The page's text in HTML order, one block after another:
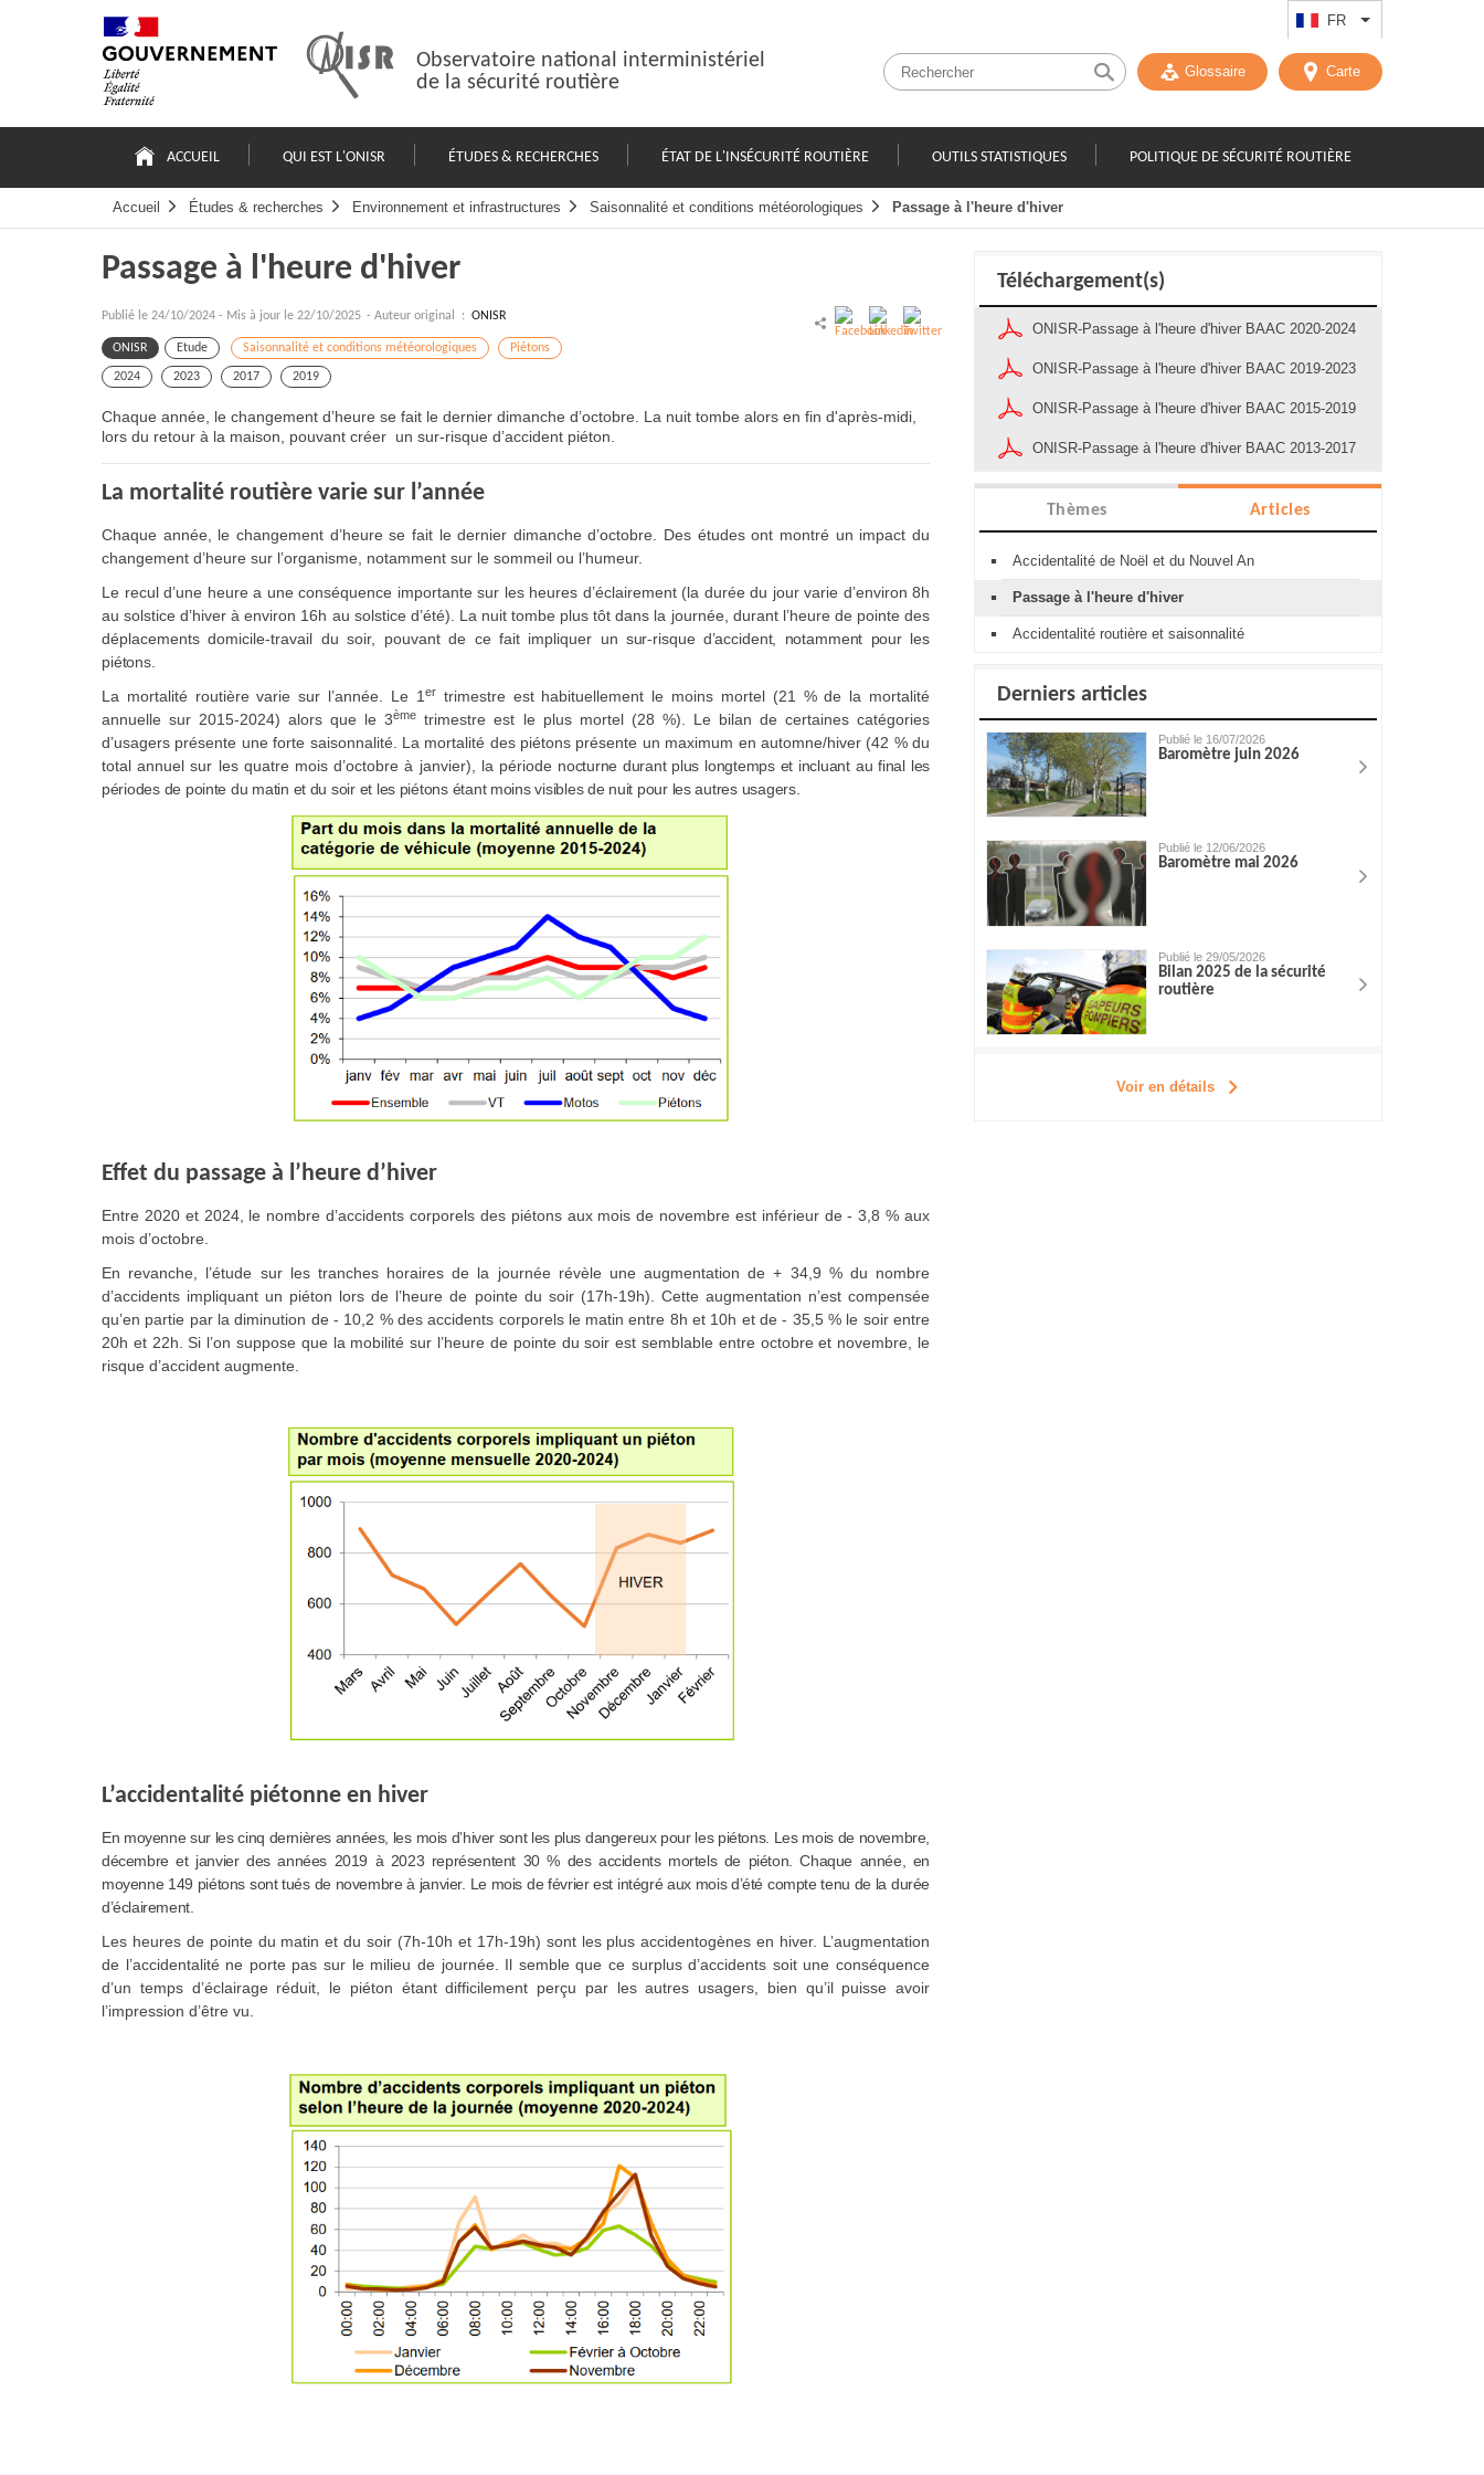
FR Lister les actions
Observatoire national interministériel
de la sécurité routière
Glossaire Carte
principale
ACCUEIL QUI EST L'ONISR ÉTUDES & RECHERCHES ÉTAT DE L'INSÉCURITÉ ROUTIÈRE OUTILS STATISTIQUES POLITIQUE DE SÉCURITÉ ROUTIÈRE
Accueil Études & recherches Environnement et infrastructures Saisonnalité et conditions météorologiques Passage à l'heure d'hiver
Passage à l'heure d'hiver
Publié le 24/10/2024 - Mis à jour le 22/10/2025 - Auteur original : ONISR
ONISR Etude Saisonnalité et conditions météorologiques Piétons
2024 2023 2017 2019
Chaque année, le changement d’heure se fait le dernier dimanche d’octobre. La nuit tombe alors en fin d'après-midi,
lors du retour à la maison, pouvant créer un sur-risque d’accident piéton.
La mortalité routière varie sur l’année
Chaque année, le changement d’heure se fait le dernier dimanche d’octobre. Des études ont montré un impact du
changement d’heure sur l’organisme, notamment sur le sommeil ou l’humeur.
Le recul d’une heure a une conséquence importante sur les heures d’éclairement (la durée du jour varie d’environ 8h
au solstice d’hiver à environ 16h au solstice d’été). La nuit tombe plus tôt dans la journée, durant l’heure de pointe des
déplacements domicile-travail du soir, pouvant de ce fait impliquer un sur-risque d’accident, notamment pour les
piétons.
La mortalité routière varie sur l’année. Le 1 ertrimestre est habituellement le moins mortel (21 % de la mortalité
annuelle sur 2015-2024) alors que le 3ème trimestre est le plus mortel (28 %). Le bilan de certaines catégories
d’usagers présente une forte saisonnalité. La mortalité des piétons présente un maximum en automne/hiver (42 % du
total annuel sur les quatre mois d’octobre à janvier), la période nocturne durant plus longtemps et incluant au final les
périodes de pointe du matin et du soir et les piétons étant moins visibles de nuit pour les autres usagers.
Effet du passage à l’heure d’hiver
Entre 2020 et 2024, le nombre d’accidents corporels des piétons aux mois de novembre est inférieur de - 3,8 % aux
mois d’octobre.
En revanche, l’étude sur les tranches horaires de la journée révèle une augmentation de + 34,9 % du nombre
d’accidents impliquant un piéton lors de l’heure de pointe du soir (17h-19h). Cette augmentation n’est compensée
qu’en partie par la diminution de - 10,2 % des accidents corporels le matin entre 8h et 10h et de - 35,5 % le soir entre
20h et 22h. Si l’on suppose que la mobilité sur l’heure de pointe du soir est semblable entre octobre et novembre, le
risque d’accident augmente.
L’accidentalité piétonne en hiver
En moyenne sur les cinq dernières années, les mois d’hiver sont les plus dangereux pour les piétons. Les mois de novembre,
décembre et janvier des années 2019 à 2023 représentent 30 % des accidents mortels de piéton. Chaque année, en
moyenne 149 piétons sont tués de novembre à janvier. Le mois de février est intégré aux mois d’été compte tenu de la durée
d’éclairement.
Les heures de pointe du matin et du soir (7h-10h et 17h-19h) sont les plus accidentogènes en hiver. L’augmentation
de l’accidentalité ne porte pas sur le milieu de journée. Il semble que ce surplus d’accidents soit une conséquence
d’un temps d’éclairage réduit, le piéton étant difficilement perçu par les autres usagers, bien qu’il puisse avoir
l’impression d’être vu.
Téléchargement(s)
ONISR-Passage à l'heure d'hiver BAAC 2020-2024
ONISR-Passage à l'heure d'hiver BAAC 2019-2023
ONISR-Passage à l'heure d'hiver BAAC 2015-2019
ONISR-Passage à l'heure d'hiver BAAC 2013-2017
Thèmes Articles
Accidentalité de Noël et du Nouvel An
Passage à l'heure d'hiver
Accidentalité routière et saisonnalité
Derniers articles
Publié le 16/07/2026
Baromètre juin 2026
Publié le 12/06/2026
Baromètre mai 2026
Publié le 29/05/2026
Bilan 2025 de la sécurité
routière
Voir en détails